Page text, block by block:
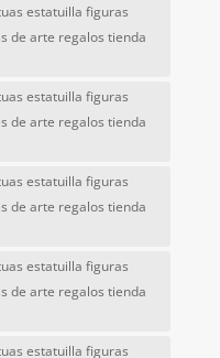
estatuilla figuras
de arte regalos tienda
estatuilla figuras
de arte regalos tienda
estatuilla figuras
de arte regalos tienda
estatuilla figuras
de arte regalos tienda
estatuilla figuras